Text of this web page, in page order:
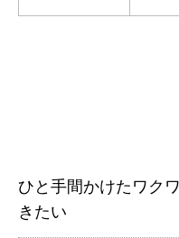
公式サイト
ひと手間かけたワク